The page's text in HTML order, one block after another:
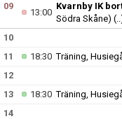
09
13:00
Kvarnby IK
Södra Skåne)
10
11
18:30Träning,
12
13
18:30Träning,
14